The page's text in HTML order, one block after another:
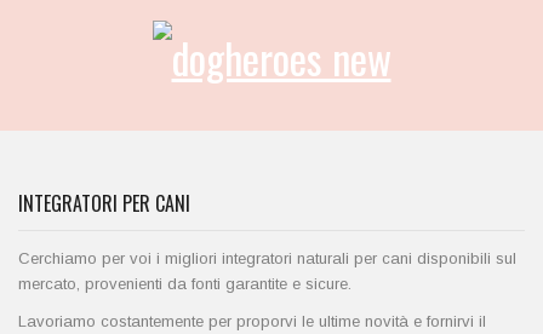
INTEGRATORI PER CANI
Cerchiamo per voi i migliori integratori naturali per cani disponibili sul
mercato, provenienti da fonti garantite e sicure.
Lavoriamo costantemente per proporvi le ultime novità e fornirvi il